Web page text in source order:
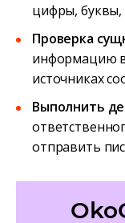
цифры, буквы,
Проверка
информацию в
источниках
Выполнить
отправить